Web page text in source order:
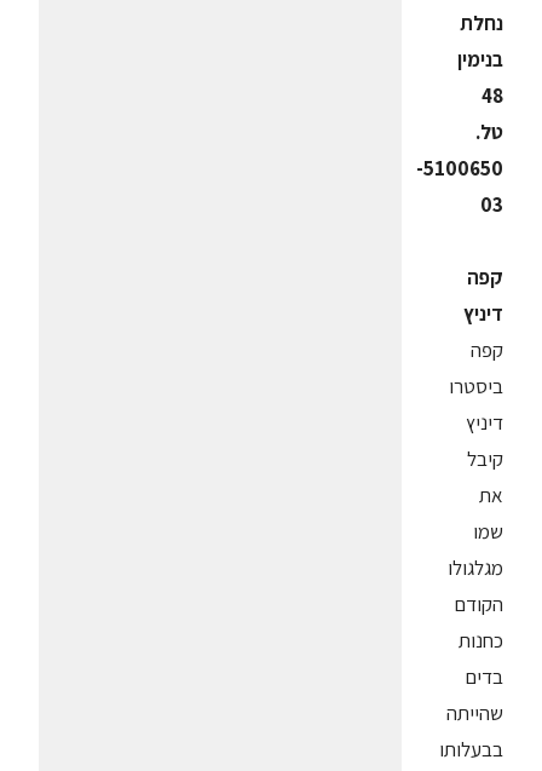
נחלת
בנימין
48
טל.
5100650-
03
קפה
דיניץ
קפה
ביסטרו
דיניץ
קיבל
את
שמו
מגלגולו
הקודם
כחנות
בדים
שהייתה
בבעלותו